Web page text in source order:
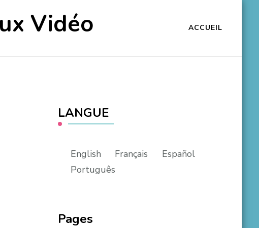
Vidéo ACCUEIL
LANGUE
English Français
Español
Português
Pages